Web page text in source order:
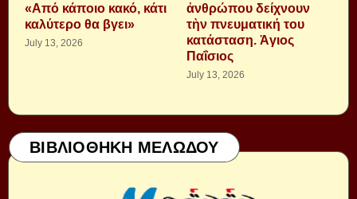
«Από κάποιο κακό, κάτι
καλύτερο θα βγει»
July 13, 2026
ἀνθρώπου δείχνουν
τὴν πνευματική του
κατάσταση. Ἁγιος
Παΐσιος
July 13, 2026
ΒΙΒΛΙΟΘΗΚΗ ΜΕΛΩΔΟΥ